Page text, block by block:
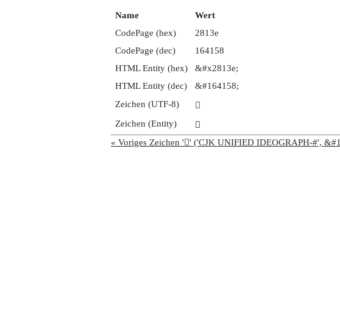
Name
Wert
CodePage (hex)
2813e
CodePage (dec)
164158
HTML Entity (hex)
&#x2813e;
HTML Entity (dec)
&#164158;
Zeichen (UTF-8)
𨄾
Zeichen (Entity)
𨄾
« Voriges Zeichen '𨄽' ('CJK UNIFIED IDEOGRAPH-#',